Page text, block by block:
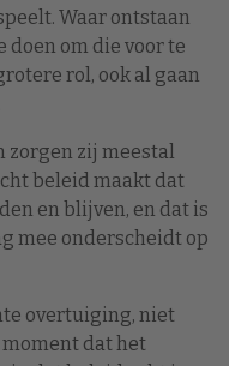
Waar ontstaan
doen om die voor te
rol, ook al gaan
zorgen zij meestal
beleid maakt dat
en blijven, en dat is
mee onderscheidt op
overtuiging, niet
dat het